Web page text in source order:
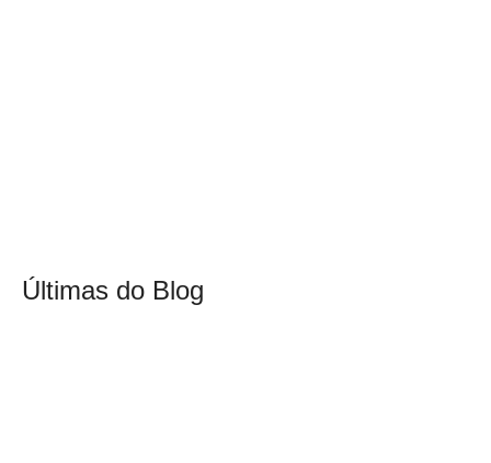
Últimas do Blog